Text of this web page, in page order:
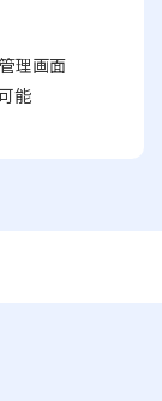
理画面
能